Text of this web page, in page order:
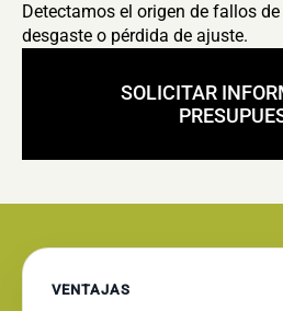
Detectamos el origen de fallos
desgaste o pérdida de ajuste.
SOLICITAR
VENTAJAS